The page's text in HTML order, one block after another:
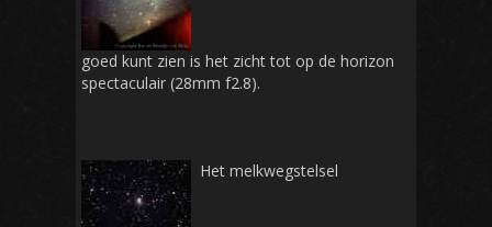
goed kunt zien is het zicht tot op de horizon
spectaculair (28mm f2.8).
Het melkwegstelsel